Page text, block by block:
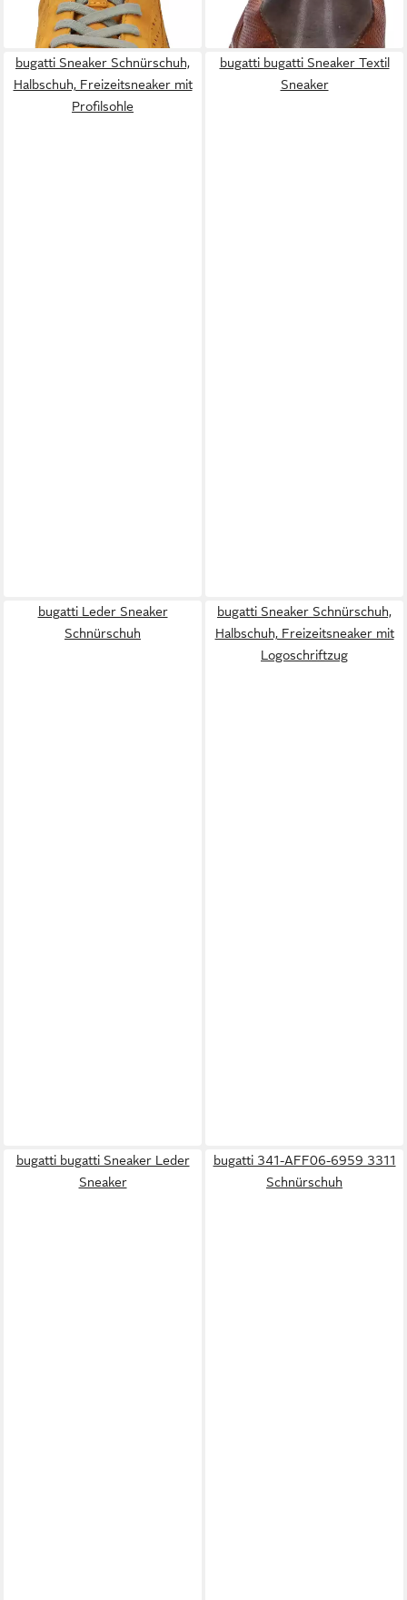
Schnürschuh
-20%
bugatti Sneaker Schnürschuh,
Halbschuh, Freizeitsneaker mit
Profilsohle
bugatti bugatti Sneaker Textil
Sneaker
bugatti Leder Sneaker
Schnürschuh
bugatti Sneaker Schnürschuh,
Halbschuh, Freizeitsneaker mit
Logoschriftzug
bugatti bugatti Sneaker Leder
Sneaker
bugatti 341-AFF06-6959 3311
Schnürschuh